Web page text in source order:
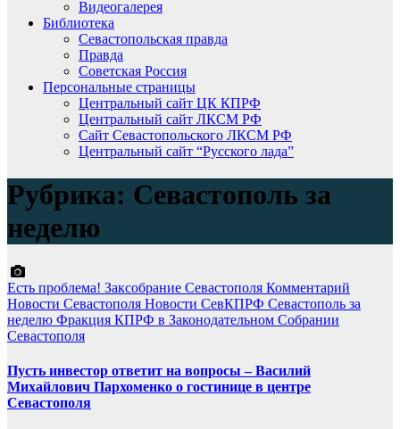
Видеогалерея
Библиотека
Севастопольская правда
Правда
Советская Россия
Персональные страницы
Центральный сайт ЦК КПРФ
Центральный сайт ЛКСМ РФ
Сайт Севастопольского ЛКСМ РФ
Центральный сайт “Русского лада”
Рубрика: Севастополь за
неделю
Есть проблема! Заксобрание Севастополя Комментарий
Новости Севастополя Новости СевКПРФ Севастополь за
неделю Фракция КПРФ в Законодательном Собрании
Севастополя
Пусть инвестор ответит на вопросы – Василий
Михайлович Пархоменко о гостинице в центре
Севастополя